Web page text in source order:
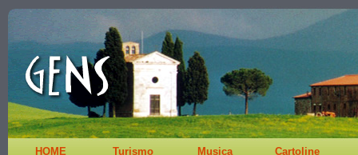
HOME Turismo Musica Cartoline